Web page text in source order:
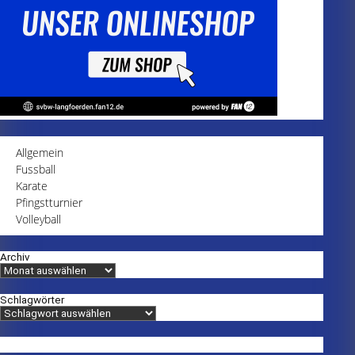
Allgemein
Fussball
Karate
Pfingstturnier
Volleyball
Archiv
Schlagwörter